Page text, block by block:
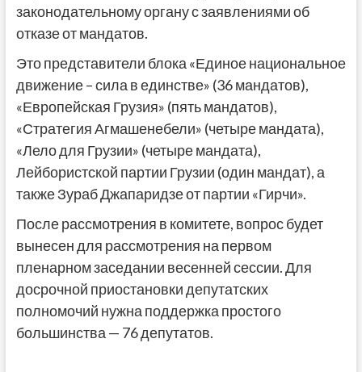
законодательному органу с заявлениями об
отказе от мандатов.
Это представители блока «Единое национальное
движение – сила в единстве» (36 мандатов),
«Европейская Грузия» (пять мандатов),
«Стратегия Агмашенебели» (четыре мандата),
«Лело для Грузии» (четыре мандата),
Лейбористской партии Грузии (один мандат), а
также Зураб Джапаридзе от партии «Гирчи».
После рассмотрения в комитете, вопрос будет
вынесен для рассмотрения на первом
пленарном заседании весенней сессии. Для
досрочной приостановки депутатских
полномочий нужна поддержка простого
большинства — 76 депутатов.